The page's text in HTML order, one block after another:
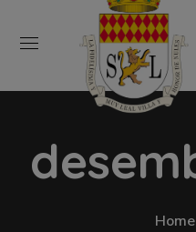
Home